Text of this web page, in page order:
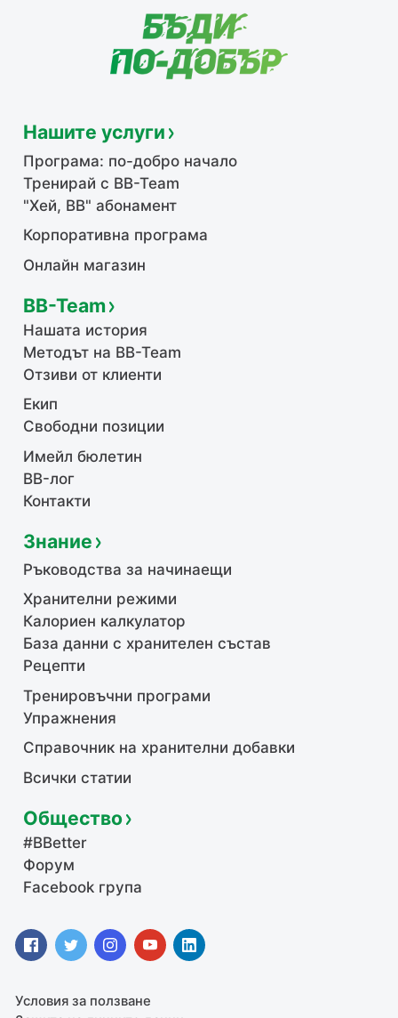
Нашите услуги
Програма: по-добро начало
Тренирай с BB-Team
"Хей, ВВ" абонамент
Корпоративна програма
Онлайн магазин
BB-Team
Нашата история
Методът на BB-Team
Отзиви от клиенти
Екип
Свободни позиции
Имейл бюлетин
BB-лог
Контакти
Знание
Ръководства за начинаещи
Хранителни режими
Калориен калкулатор
База данни с хранителен състав
Рецепти
Тренировъчни програми
Упражнения
Справочник на хранителни добавки
Всички статии
Общество
#BBetter
Форум
Facebook група
Условия за ползване